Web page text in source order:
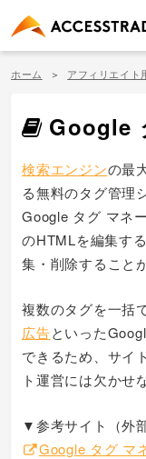
ホーム アフィリエイト
Google
検索エンジンの最
る無料のタグ管理
Google タグ マネ
のHTMLを編集す
集・削除すること
複数のタグを一括
広告といった
できるため、サイ
ト運営には欠かせ
▼参考サイト（外
Google タグ マ